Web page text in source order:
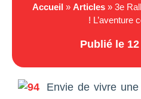
Accueil » Articles» 3e
! L’aventure
Publié le
Envie de vivre